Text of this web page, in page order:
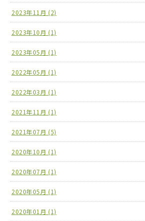
2023年11月 (2)
2023年10月 (1)
2023年05月 (1)
2022年05月 (1)
2022年03月 (1)
2021年11月 (1)
2021年07月 (5)
2020年10月 (1)
2020年07月 (1)
2020年05月 (1)
2020年01月 (1)